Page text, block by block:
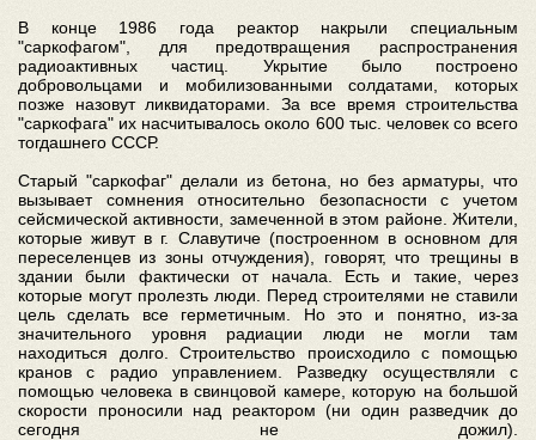
В конце 1986 года реактор накрыли специальным
"саркофагом", для предотвращения распространения
радиоактивных частиц. Укрытие было построено
добровольцами и мобилизованными солдатами, которых
позже назовут ликвидаторами. За все время строительства
"саркофага" их насчитывалось около 600 тыс. человек со всего
тогдашнего СССР.
Старый "саркофаг" делали из бетона, но без арматуры, что
вызывает сомнения относительно безопасности с учетом
сейсмической активности, замеченной в этом районе. Жители,
которые живут в г. Славутиче (построенном в основном для
переселенцев из зоны отчуждения), говорят, что трещины в
здании были фактически от начала. Есть и такие, через
которые могут пролезть люди. Перед строителями не ставили
цель сделать все герметичным. Но это и понятно, из-за
значительного уровня радиации люди не могли там
находиться долго. Строительство происходило с помощью
кранов с радио управлением. Разведку осуществляли с
помощью человека в свинцовой камере, которую на большой
скорости проносили над реактором (ни один разведчик до
сегодня не дожил).